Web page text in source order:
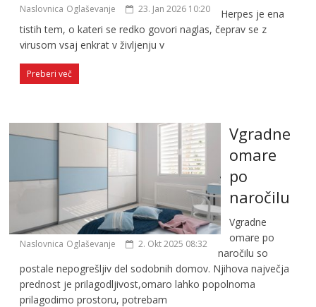
Naslovnica Oglaševanje 23. Jan 2026 10:20
Herpes je ena
tistih tem, o kateri se redko govori naglas, čeprav se z
virusom vsaj enkrat v življenju v
Preberi več
Vgradne
omare
po
naročilu
Naslovnica Oglaševanje 2. Okt 2025 08:32
Vgradne
omare po
naročilu so
postale nepogrešljiv del sodobnih domov. Njihova največja
prednost je prilagodljivost,omaro lahko popolnoma
prilagodimo prostoru, potrebam